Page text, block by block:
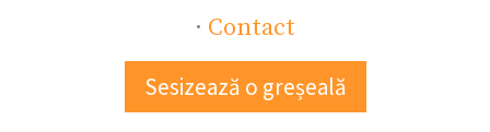
· Contact
Sesizează o greșeală